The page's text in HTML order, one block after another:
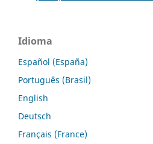
Idioma
Español (España)
Português (Brasil)
English
Deutsch
Français (France)